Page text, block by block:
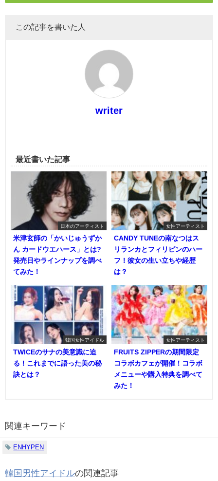
この記事を書いた人
writer
最近書いた記事
日本のアーティスト
米津玄師の「かいじゅうずか
ん カードウエハース」とは?
発売日やラインナップを調べ
てみた！
女性アーティスト
CANDY TUNEの南なつはス
リランカとフィリピンのハー
フ！彼女の生い立ちや経歴
は？
韓国女性アイドル
TWICEのサナの美意識に迫
る！これまでに語った美の秘
訣とは？
女性アーティスト
FRUITS ZIPPERの期間限定
コラボカフェが開催！コラボ
メニューや購入特典を調べて
みた！
関連キーワード
ENHYPEN
韓国男性アイドルの関連記事